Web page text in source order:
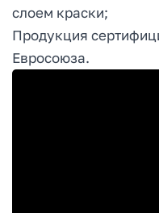
слоем краски;
Продукция
Евросоюза.